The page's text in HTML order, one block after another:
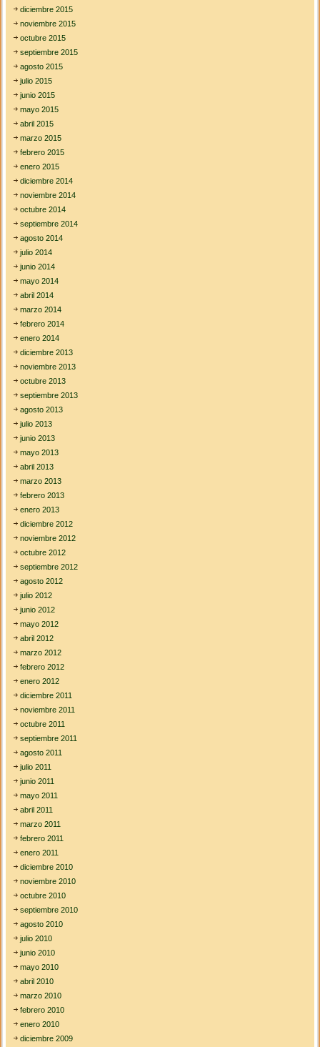
diciembre 2015
noviembre 2015
octubre 2015
septiembre 2015
agosto 2015
julio 2015
junio 2015
mayo 2015
abril 2015
marzo 2015
febrero 2015
enero 2015
diciembre 2014
noviembre 2014
octubre 2014
septiembre 2014
agosto 2014
julio 2014
junio 2014
mayo 2014
abril 2014
marzo 2014
febrero 2014
enero 2014
diciembre 2013
noviembre 2013
octubre 2013
septiembre 2013
agosto 2013
julio 2013
junio 2013
mayo 2013
abril 2013
marzo 2013
febrero 2013
enero 2013
diciembre 2012
noviembre 2012
octubre 2012
septiembre 2012
agosto 2012
julio 2012
junio 2012
mayo 2012
abril 2012
marzo 2012
febrero 2012
enero 2012
diciembre 2011
noviembre 2011
octubre 2011
septiembre 2011
agosto 2011
julio 2011
junio 2011
mayo 2011
abril 2011
marzo 2011
febrero 2011
enero 2011
diciembre 2010
noviembre 2010
octubre 2010
septiembre 2010
agosto 2010
julio 2010
junio 2010
mayo 2010
abril 2010
marzo 2010
febrero 2010
enero 2010
diciembre 2009